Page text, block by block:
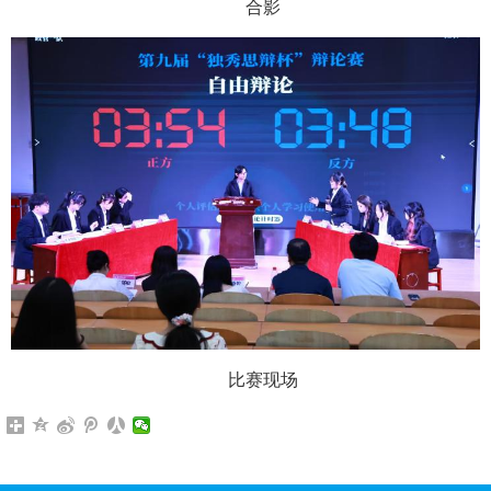
合影
比赛现场